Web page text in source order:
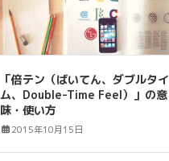
「倍テン（ばいてん、ダブルタイ
ム、Double-Time Feel）」の意
味・使い方
2015年10月15日